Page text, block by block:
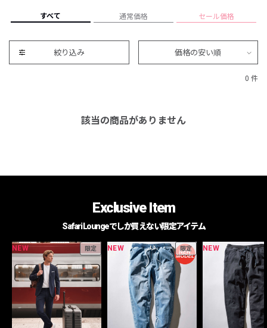
すべて 通常価格 セール価格
絞り込み 価格の安い順
0 件
該当の商品がありません
Exclusive Item
Safari Loungeでしか買えない限定アイテム
NEW 限定 NEW 限定 NEW